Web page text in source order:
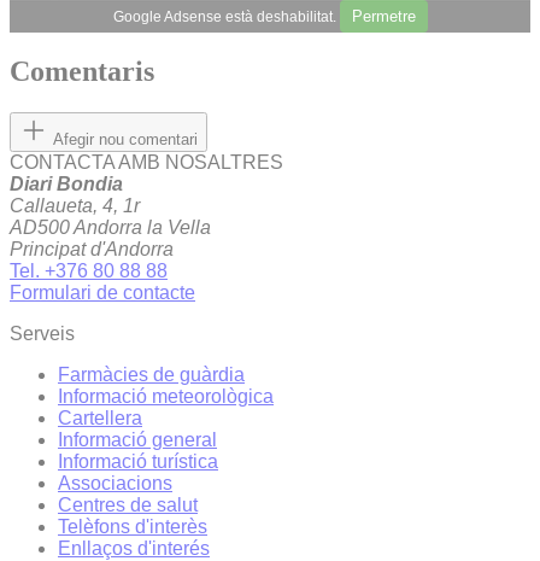
Google Adsense està deshabilitat. Permetre
Comentaris
Afegir nou comentari
CONTACTA AMB NOSALTRES
Diari Bondia
Callaueta, 4, 1r
AD500 Andorra la Vella
Principat d'Andorra
Tel. +376 80 88 88
Formulari de contacte
Serveis
Farmàcies de guàrdia
Informació meteorològica
Cartellera
Informació general
Informació turística
Associacions
Centres de salut
Telèfons d'interès
Enllaços d'interés